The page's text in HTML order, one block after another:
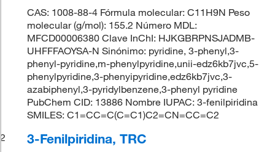
CAS: 1008-88-4 Fórmula molecular: C11H9N Peso
molecular (g/mol): 155.2 Número MDL:
MFCD00006380 Clave InChI: HJKGBRPNSJADMB-
UHFFFAOYSA-N Sinónimo: pyridine, 3-phenyl,3-
phenyl-pyridine,m-phenylpyridine,unii-edz6kb7jvc,5-
phenylpyridine,3-phenyipyridine,edz6kb7jvc,3-
azabiphenyl,3-pyridylbenzene,3-phenyl pyridine
PubChem CID: 13886 Nombre IUPAC: 3-fenilpiridina
SMILES: C1=CC=C(C=C1)C2=CN=CC=C2
2
3-Fenilpiridina, TRC